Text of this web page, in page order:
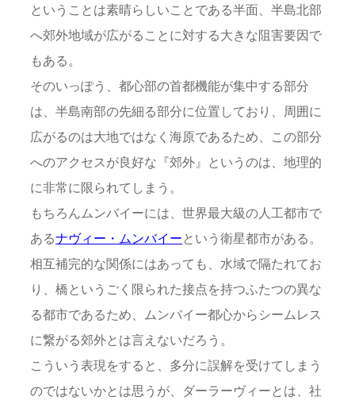
ということは素晴らしいことである半面、半島北部
へ郊外地域が広がることに対する大きな阻害要因で
もある。
そのいっぽう、都心部の首都機能が集中する部分
は、半島南部の先細る部分に位置しており、周囲に
広がるのは大地ではなく海原であるため、この部分
へのアクセスが良好な『郊外』というのは、地理的
に非常に限られてしまう。
もちろんムンバイーには、世界最大級の人工都市で
あるナヴィー・ムンバイー という衛星都市がある。
相互補完的な関係にはあっても、水域で隔たれてお
り、橋というごく限られた接点を持つふたつの異な
る都市であるため、ムンバイー都心からシームレス
に繋がる郊外とは言えないだろう。
こういう表現をすると、多分に誤解を受けてしまう
のではないかとは思うが、ダーラーヴィーとは、社